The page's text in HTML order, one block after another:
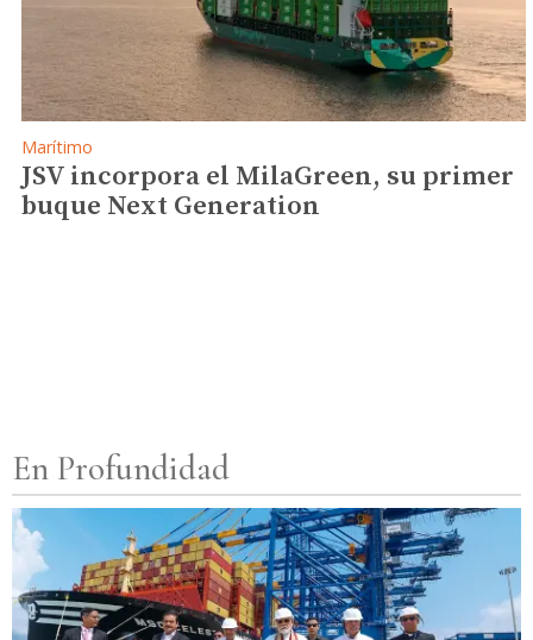
Marítimo
JSV incorpora el MilaGreen, su primer
buque Next Generation
En Profundidad